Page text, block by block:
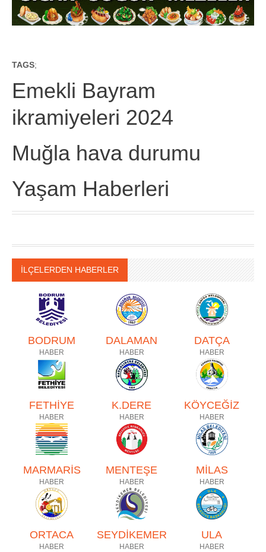
TAGS;
Emekli Bayram
ikramiyeleri 2024
Muğla hava durumu
Yaşam Haberleri
İLÇELERDEN HABERLER
BODRUM
HABER
DALAMAN
HABER
DATÇA
HABER
FETHİYE
HABER
K.DERE
HABER
KÖYCEĞİZ
HABER
MARMARİS
HABER
MENTEŞE
HABER
MİLAS
HABER
ORTACA
HABER
SEYDİKEMER
HABER
ULA
HABER